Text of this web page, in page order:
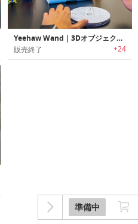
準備中
Yeehaw Wand｜3Dオブジェクトを仮想空間で作成するプリントブラシ「ワンド」
販売終了 +24